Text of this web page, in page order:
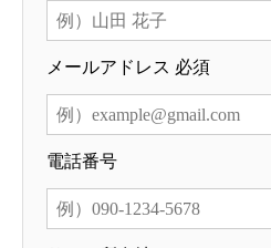
メールアドレス 必須
電話番号